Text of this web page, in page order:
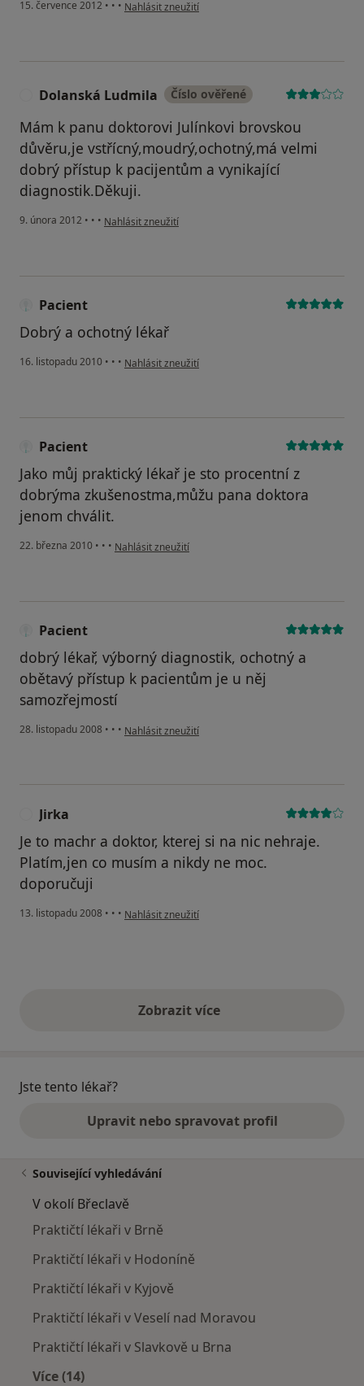
15. července 2012 • • • Nahlásit zneužití
Dolanská Ludmila Číslo ověřené
Mám k panu doktorovi Julínkovi brovskou
důvěru,je vstřícný,moudrý,ochotný,má velmi
dobrý přístup k pacijentům a vynikající
diagnostik.Děkuji.
9. února 2012 • • • podle názoru uživatele Dolanská Ludmila
Nahlásit zneužití
Pacient
Dobrý a ochotný lékař
16. listopadu 2010 • • • podle názoru uživatele Pacient
Nahlásit zneužití
Pacient
Jako můj praktický lékař je sto procentní z
dobrýma zkušenostma,můžu pana doktora
jenom chválit.
22. března 2010 • • • podle názoru uživatele Pacient
Nahlásit zneužití
Pacient
dobrý lékař, výborný diagnostik, ochotný a
obětavý přístup k pacientům je u něj
samozřejmostí
28. listopadu 2008 • • • podle názoru uživatele Pacient
Nahlásit zneužití
Jirka
Je to machr a doktor, kterej si na nic nehraje.
Platím,jen co musím a nikdy ne moc.
doporučuji
13. listopadu 2008 • • • podle názoru uživatele Jirka
Nahlásit zneužití
Zobrazit vícevýše uvedené názory
Jste tento lékař?
Upravit nebo spravovat profil
Související vyhledávání
V okolí Břeclavě
Praktičtí lékaři v Brně
Praktičtí lékaři v Hodoníně
Praktičtí lékaři v Kyjově
Praktičtí lékaři v Veselí nad Moravou
Praktičtí lékaři v Slavkově u Brna
Více (14)